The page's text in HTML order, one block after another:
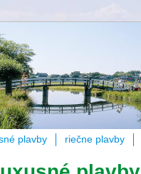
plavby riečne plavby